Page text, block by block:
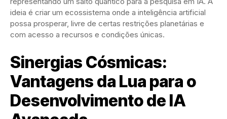
ideia é criar um ecossistema onde a inteligência artificial
possa prosperar, livre de certas restrições planetárias e
com acesso a recursos e condições únicas.
Sinergias Cósmicas:
Vantagens da Lua para o
Desenvolvimento de IA